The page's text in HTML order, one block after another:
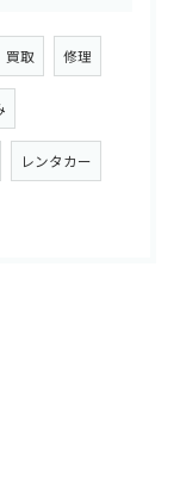
買取 修理
レンタカー